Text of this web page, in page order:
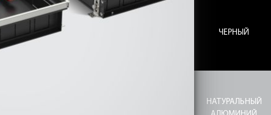
ЧЕРНЫЙ
НАТУРАЛЬНЫЙ